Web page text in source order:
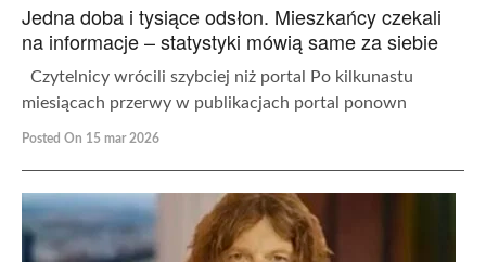
Jedna doba i tysiące odsłon. Mieszkańcy czekali
na informacje – statystyki mówią same za siebie
Czytelnicy wrócili szybciej niż portal Po kilkunastu
miesiącach przerwy w publikacjach portal ponown
Posted On 15 mar 2026